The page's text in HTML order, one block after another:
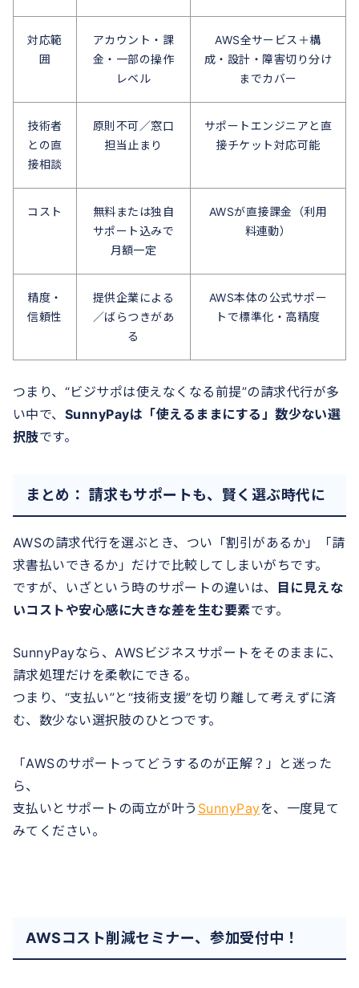
対応範
囲
アカウント・課
金・一部の操作
レベル
AWS全サービス＋構
成・設計・障害切り分け
までカバー
技術者
との直
接相談
原則不可／窓口
担当止まり
サポートエンジニアと直
接チケット対応可能
コスト
無料または独自
サポート込みで
月額一定
AWSが直接課金（利用
料連動）
精度・
信頼性
提供企業による
／ばらつきがあ
る
AWS本体の公式サポー
トで標準化・高精度
つまり、“ビジサポは使えなくなる前提”の請求代行が多
い中で、 SunnyPayは「使えるままにする」数少ない選
択肢です。
まとめ： 請求もサポートも、賢く選ぶ時代に
AWSの請求代行を選ぶとき、つい「割引があるか」「請
求書払いできるか」だけで比較してしまいがちです。
ですが、いざという時のサポートの違いは、
目に見えな
いコストや安心感に大きな差を生む要素です。
SunnyPayなら、AWSビジネスサポートをそのままに、
請求処理だけを柔軟にできる。
つまり、“支払い”と“技術支援”を切り離して考えずに済
む、数少ない選択肢のひとつです。
「AWSのサポートってどうするのが正解？」と迷った
ら、
支払いとサポートの両立が叶う SunnyPayを、一度見て
みてください。
AWSコスト削減セミナー、参加受付中！